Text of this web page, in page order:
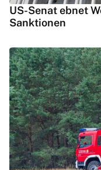
US-Senat ebnet
Sanktionen